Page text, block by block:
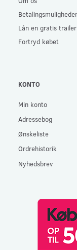
Betalingsmuligheder
Lån en gratis trailer
Fortryd købet
KONTO
Min konto
Adressebog
Ønskeliste
Ordrehistorik
Nyhedsbrev